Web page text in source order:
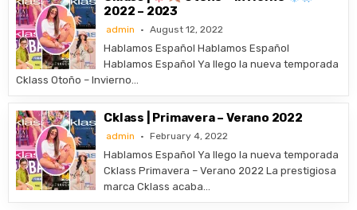
2022 – 2023
admin August 12, 2022
Hablamos Español Hablamos Español
Hablamos Español Ya llego la nueva temporada
Cklass Otoño – Invierno…
Cklass | Primavera – Verano 2022
admin February 4, 2022
Hablamos Español Ya llego la nueva temporada
Cklass Primavera – Verano 2022 La prestigiosa
marca Cklass acaba…